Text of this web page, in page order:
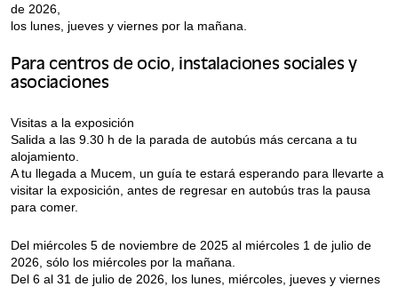
de 2026,
los lunes, jueves y viernes por la mañana.
Para centros de ocio, instalaciones sociales y
asociaciones
Visitas a la exposición
Salida a las 9.30 h de la parada de autobús más cercana a tu
alojamiento.
A tu llegada a Mucem, un guía te estará esperando para llevarte a
visitar la exposición, antes de regresar en autobús tras la pausa
para comer.
Del miércoles 5 de noviembre de 2025 al miércoles 1 de julio de
2026, sólo los miércoles por la mañana.
Del 6 al 31 de julio de 2026, los lunes, miércoles, jueves y viernes